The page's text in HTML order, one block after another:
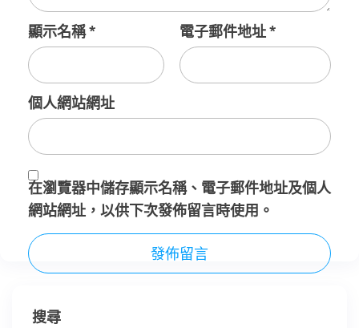
顯示名稱* 電子郵件地址*
個人網站網址
在瀏覽器中儲存顯示名稱、電子郵件地址及個人
網站網址，以供下次發佈留言時使用。
搜尋